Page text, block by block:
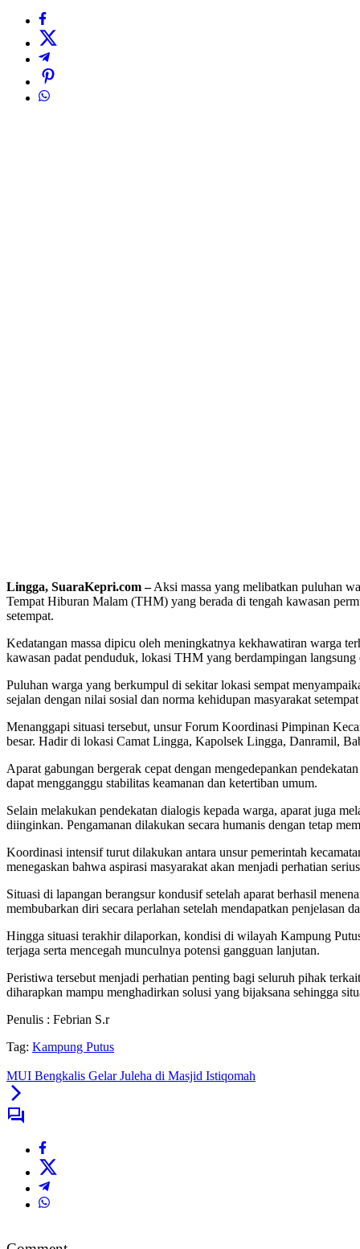
Lingga, SuaraKepri.com –Aksi massa yang melibatkan puluhan
Tempat Hiburan Malam (THM) yang berada di tengah kawasan
setempat.
Kedatangan massa dipicu oleh meningkatnya kekhawatiran warga
kawasan padat penduduk, lokasi THM yang berdampingan
Puluhan warga yang berkumpul di sekitar lokasi sempat
sejalan dengan nilai sosial dan norma kehidupan masyarakat
Menanggapi situasi tersebut, unsur Forum Koordinasi Pimpinan
besar. Hadir di lokasi Camat Lingga, Kapolsek Lingga, Danramil,
Aparat gabungan bergerak cepat dengan mengedepankan
dapat mengganggu stabilitas keamanan dan ketertiban umum.
Selain melakukan pendekatan dialogis kepada warga, aparat juga
diinginkan. Pengamanan dilakukan secara humanis dengan tetap
Koordinasi intensif turut dilakukan antara unsur pemerintah
menegaskan bahwa aspirasi masyarakat akan menjadi perhatian
Situasi di lapangan berangsur kondusif setelah aparat berhasil
membubarkan diri secara perlahan setelah mendapatkan penjelasan
Hingga situasi terakhir dilaporkan, kondisi di wilayah Kampung
terjaga serta mencegah munculnya potensi gangguan lanjutan.
Peristiwa tersebut menjadi perhatian penting bagi seluruh pihak
diharapkan mampu menghadirkan solusi yang bijaksana sehingga
Penulis : Febrian S.r
Tag: Kampung Putus
MUI Bengkalis Gelar Juleha di Masjid Istiqomah